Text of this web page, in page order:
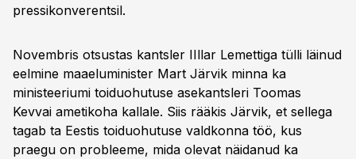
pressikonverentsil.
Novembris otsustas kantsler IIllar Lemettiga tülli läinud
eelmine maaeluminister Mart Järvik minna ka
ministeeriumi toiduohutuse asekantsleri Toomas
Kevvai ametikoha kallale. Siis rääkis Järvik, et sellega
tagab ta Eestis toiduohutuse valdkonna töö, kus
praegu on probleeme, mida olevat näidanud ka